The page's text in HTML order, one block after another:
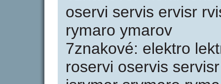
oservi servis ervisr
rymaro ymarov
7znakové: elektro
roservi oservis